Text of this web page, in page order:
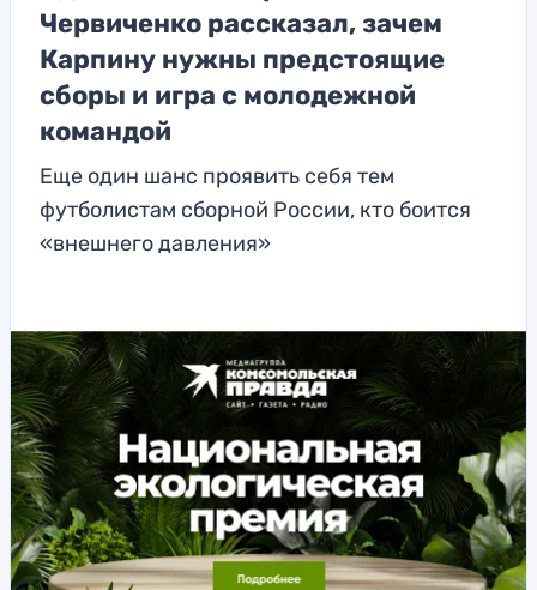
Червиченко рассказал, зачем
Карпину нужны предстоящие
сборы и игра с молодежной
командой
Еще один шанс проявить себя тем
футболистам сборной России, кто боится
«внешнего давления»